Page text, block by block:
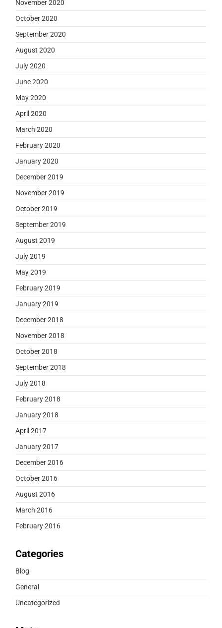
November 2020
October 2020
September 2020
August 2020
July 2020
June 2020
May 2020
April 2020
March 2020
February 2020
January 2020
December 2019
November 2019
October 2019
September 2019
August 2019
July 2019
May 2019
February 2019
January 2019
December 2018
November 2018
October 2018
September 2018
July 2018
February 2018
January 2018
April 2017
January 2017
December 2016
October 2016
August 2016
March 2016
February 2016
Categories
Blog
General
Uncategorized